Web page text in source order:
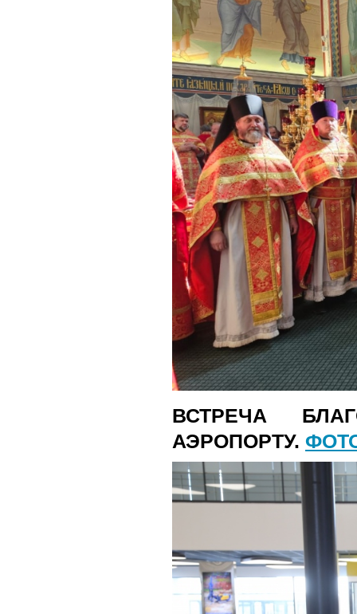
ВСТРЕЧА
АЭРОПОРТУ.